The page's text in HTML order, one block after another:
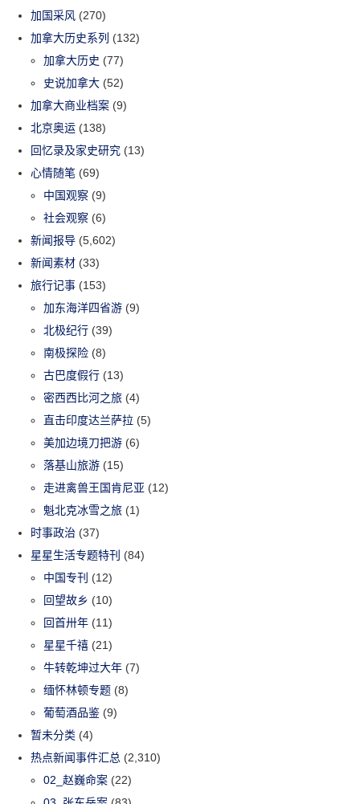
加国采风 (270)
加拿大历史系列 (132)
加拿大历史 (77)
史说加拿大 (52)
加拿大商业档案 (9)
北京奥运 (138)
回忆录及家史研究 (13)
心情随笔 (69)
中国观察 (9)
社会观察 (6)
新闻报导 (5,602)
新闻素材 (33)
旅行记事 (153)
加东海洋四省游 (9)
北极纪行 (39)
南极探险 (8)
古巴度假行 (13)
密西西比河之旅 (4)
直击印度达兰萨拉 (5)
美加边境刀把游 (6)
落基山旅游 (15)
走进禽兽王国肯尼亚 (12)
魁北克冰雪之旅 (1)
时事政治 (37)
星星生活专题特刊 (84)
中国专刊 (12)
回望故乡 (10)
回首卅年 (11)
星星千禧 (21)
牛转乾坤过大年 (7)
缅怀林顿专题 (8)
葡萄酒品鉴 (9)
暂未分类 (4)
热点新闻事件汇总 (2,310)
02_赵巍命案 (22)